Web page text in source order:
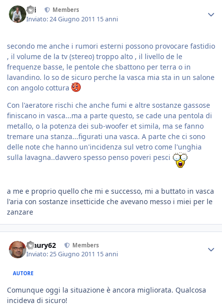
titi Members
Inviato:24 Giugno 2011 15 anni
secondo me anche i rumori esterni possono provocare fastidio
, il volume de la tv (stereo) troppo alto , il livello de le
frequenze basse, le pentole che sbattono per terra o in
lavandino. lo so de sicuro perche la vasca mia sta in un salone
con angolo cottura
Con l'aeratore rischi che anche fumi e altre sostanze gassose
finiscano in vasca...ma a parte questo, se cade una pentola di
metallo, o la potenza dei sub-woofer et simila, ma se fanno
tremare una stanza...figurati una vasca. A parte che ci sono
delle note che hanno un'incidenza sul vetro come l'unghia
sulla lavagna..davvero spesso penso poveri pesci
a me e proprio quello che mi e successo, mi a buttato in vasca
l'aria con sostanze insetticide che avevano messo i miei per le
zanzare
Maury62 Members
Inviato:25 Giugno 2011 15 anni
AUTORE
Comunque oggi la situazione è ancora migliorata. Qualcosa
incideva di sicuro!